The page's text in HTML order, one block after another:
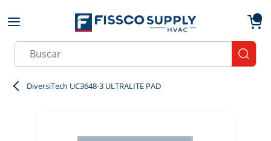
Skip to main content
Site Search
DiversiTech UC3648-3 ULTRALITE PAD